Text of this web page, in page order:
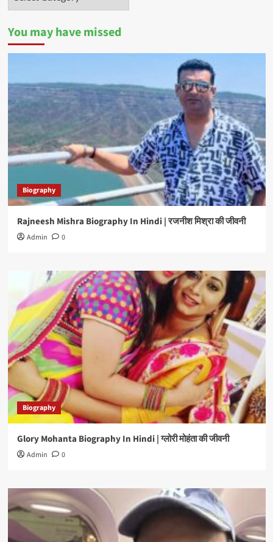
You may have missed
Biography
Rajneesh Mishra Biography In Hindi | रजनीश मिश्रा की जीवनी
Admin 0
Biography
Glory Mohanta Biography In Hindi | ग्लोरी मोहंता की जीवनी
Admin 0